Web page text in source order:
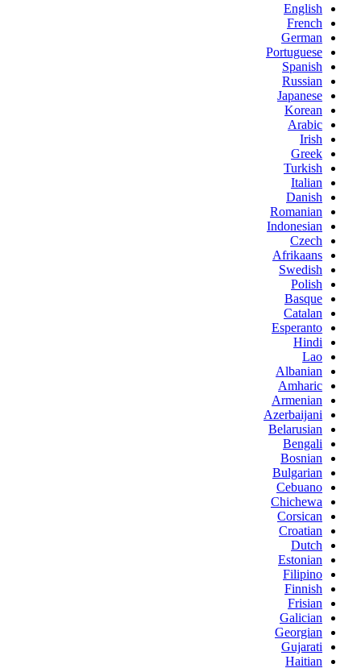
English
French
German
Portuguese
Spanish
Russian
Japanese
Korean
Arabic
Irish
Greek
Turkish
Italian
Danish
Romanian
Indonesian
Czech
Afrikaans
Swedish
Polish
Basque
Catalan
Esperanto
Hindi
Lao
Albanian
Amharic
Armenian
Azerbaijani
Belarusian
Bengali
Bosnian
Bulgarian
Cebuano
Chichewa
Corsican
Croatian
Dutch
Estonian
Filipino
Finnish
Frisian
Galician
Georgian
Gujarati
Haitian